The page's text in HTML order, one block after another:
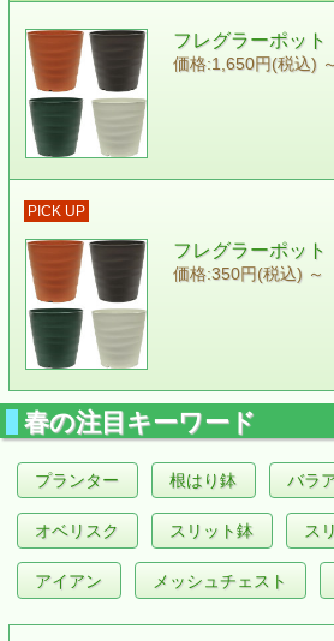
フレグラーポッ
価格:1,650円(税込)
PICK UP
フレグラーポッ
価格:350円(税込) ～
春の注目キーワード
プランター 根はり鉢 バラ
オベリスク スリット鉢 ス
アイアン メッシュチェスト